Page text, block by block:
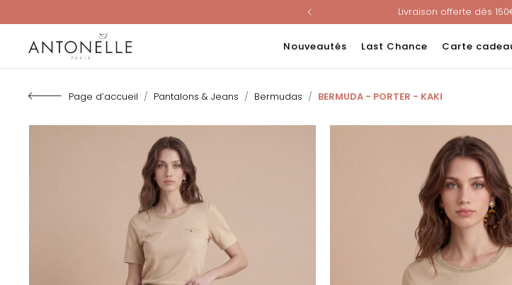
Livraison offerte dès
Nouveau ! Paiement en 3 ou 4 fois
Last Chance : -60% sur une sélection jusqu'au 23/
Nouveautés Last Chance Carte
Page d’accueil Pantalons & Jeans Bermudas BERMUDA - PORTER - KAKI